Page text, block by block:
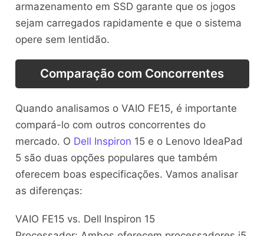
armazenamento em SSD garante que os jogos
sejam carregados rapidamente e que o sistema
opere sem lentidão.
Comparação com Concorrentes
Quando analisamos o VAIO FE15, é importante
compará-lo com outros concorrentes do
mercado. O Dell Inspiron 15 e o Lenovo IdeaPad
5 são duas opções populares que também
oferecem boas especificações. Vamos analisar
as diferenças:
VAIO FE15 vs. Dell Inspiron 15